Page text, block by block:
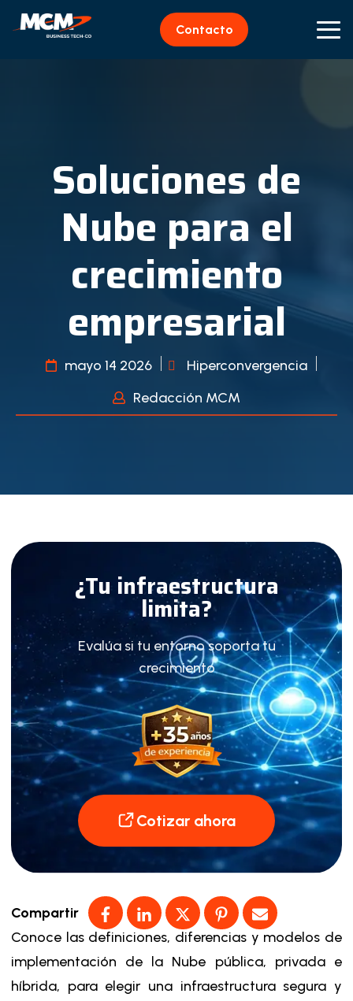
Contacto
Soluciones de
Nube para el
crecimiento
empresarial
mayo 14 2026
Hiperconvergencia
Redacción MCM
¿Tu infraestructura
limita?
Evalúa si tu entorno soporta tu
crecimiento
Cotizar ahora
Compartir
Conoce las definiciones, diferencias y modelos de
implementación de la​ Nube pública, privada e
híbrida, para elegir una infraestructura segura y